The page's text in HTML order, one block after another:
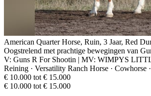
American Quarter Horse, Ruin, 3 Jaar, Red
Oogstrelend met prachtige bewegingen van
V: Guns R For Shootin | MV: WIMPYS
Reining · Versatility Ranch Horse · Cowhorse
€ 10.000 tot € 15.000
€ 10.000 tot € 15.000